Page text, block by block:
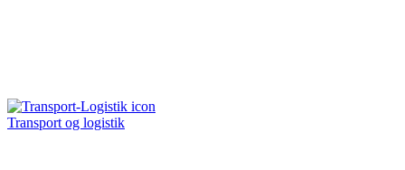
Transport og logistik